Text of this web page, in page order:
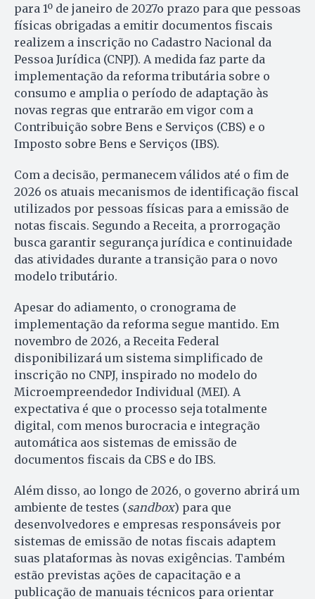
para 1º de janeiro de 2027o prazo para que pessoas
físicas obrigadas a emitir documentos fiscais
realizem a inscrição no Cadastro Nacional da
Pessoa Jurídica (CNPJ). A medida faz parte da
implementação da reforma tributária sobre o
consumo e amplia o período de adaptação às
novas regras que entrarão em vigor com a
Contribuição sobre Bens e Serviços (CBS) e o
Imposto sobre Bens e Serviços (IBS).
Com a decisão, permanecem válidos até o fim de
2026 os atuais mecanismos de identificação fiscal
utilizados por pessoas físicas para a emissão de
notas fiscais. Segundo a Receita, a prorrogação
busca garantir segurança jurídica e continuidade
das atividades durante a transição para o novo
modelo tributário.
Apesar do adiamento, o cronograma de
implementação da reforma segue mantido. Em
novembro de 2026, a Receita Federal
disponibilizará um sistema simplificado de
inscrição no CNPJ, inspirado no modelo do
Microempreendedor Individual (MEI). A
expectativa é que o processo seja totalmente
digital, com menos burocracia e integração
automática aos sistemas de emissão de
documentos fiscais da CBS e do IBS.
Além disso, ao longo de 2026, o governo abrirá um
ambiente de testes (sandbox) para que
desenvolvedores e empresas responsáveis por
sistemas de emissão de notas fiscais adaptem
suas plataformas às novas exigências. Também
estão previstas ações de capacitação e a
publicação de manuais técnicos para orientar